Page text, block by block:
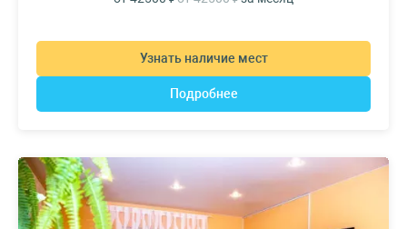
Узнать наличие мест
Подробнее